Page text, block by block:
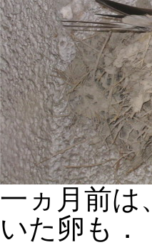
一ヵ月前
いた卵も．